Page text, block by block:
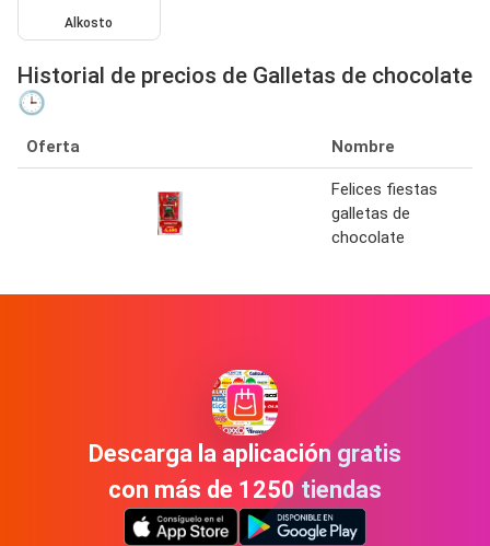
Alkosto
Historial de precios de Galletas de chocolate
🕒
Oferta Nombre
Felices fiestas
galletas de
chocolate
Descarga la aplicación gratis
con más de 1250 tiendas